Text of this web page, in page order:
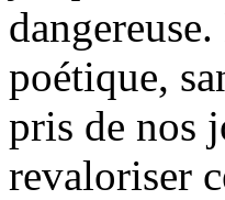
poétique,
pris de nos
revaloriser